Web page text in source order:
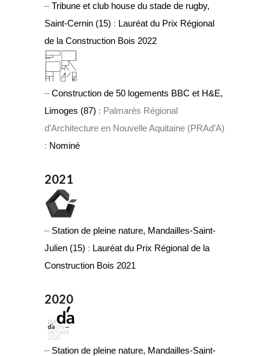
–Tribune et club house du stade de rugby,
Saint-Cernin (15) : Lauréat du Prix Régional
de la Construction Bois 2022
–Construction de 50 logements BBC et H&E,
Limoges (87) : Palmarès Régional
d’Architecture en Nouvelle Aquitaine (PRAd’A)
: Nominé
2021
– Station de pleine nature, Mandailles-Saint-
Julien (15) : Lauréat du Prix Régional de la
Construction Bois 2021
2020
– Station de pleine nature, Mandailles-Saint-